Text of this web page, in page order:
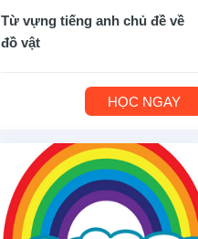
Từ vựng tiếng anh chủ đề về
đồ vật
HỌC NGAY